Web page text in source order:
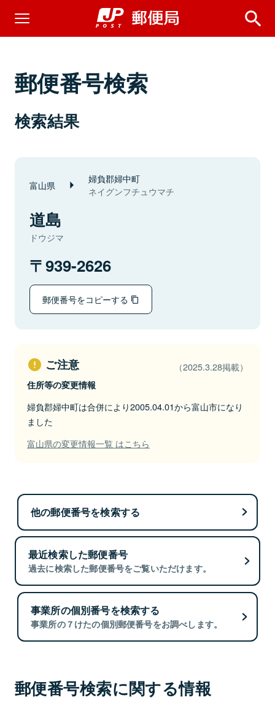
郵便番号検索
検索結果
富山県 婦負郡婦中町
ネイグンフチュウマチ
道島
ドウジマ
939-2626
郵便番号をコピーする
ご注意 （2025.3.28掲載）
住所等の変更情報
婦負郡婦中町は合併により2005.04.01から富山市になり
ました
富山県の変更情報一覧 はこちら
他の郵便番号を検索する
最近検索した郵便番号
過去に検索した郵便番号をご覧いただけます。
事業所の個別番号を検索する
事業所の７けたの個別郵便番号をお調べします。
郵便番号検索に関する情報